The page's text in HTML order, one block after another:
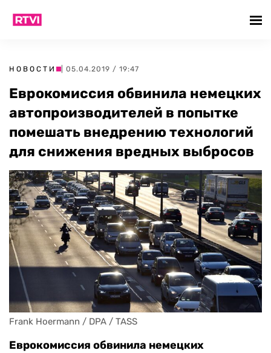
НОВОСТИ | 05.04.2019 / 19:47
Еврокомиссия обвинила немецких
автопроизводителей в попытке
помешать внедрению технологий
для снижения вредных выбросов
Frank Hoermann / DPA / TASS
Еврокомиссия обвинила немецких